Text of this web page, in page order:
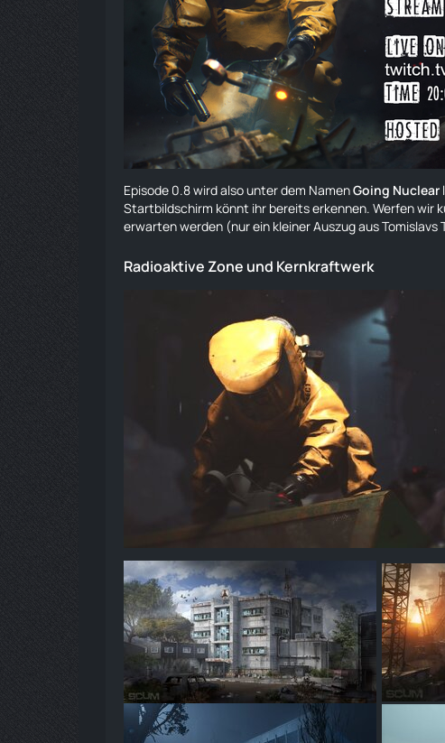
Episode 0.8 wird also unter dem NamenGoing Nuclear
Startbildschirm könnt ihr bereits erkennen.Werfenwir
erwarten werden (nur ein kleiner Auszug ausTomislavs
Radioaktive Zone und Kernkraftwerk